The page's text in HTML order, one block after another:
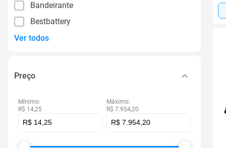
Bandeirante
Bestbattery
Ver todos
Preço
Mínimo:
R$ 14,25
Máximo:
R$ 7.954,20